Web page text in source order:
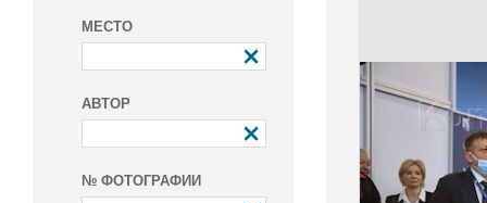
МЕСТО
АВТОР
№ ФОТОГРАФИИ